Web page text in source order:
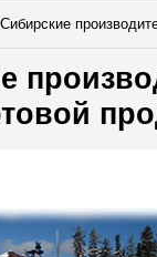
Сибирские